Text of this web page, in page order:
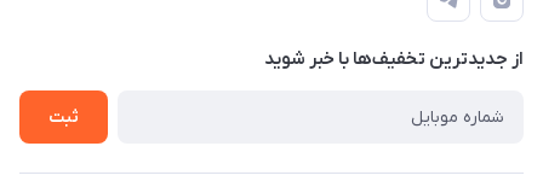
لیست محصولات
درباره ما
حریم خصوصی
راهنما
از جدید‌ترین تخفیف‌ها با‌ خبر شوید
ثبت